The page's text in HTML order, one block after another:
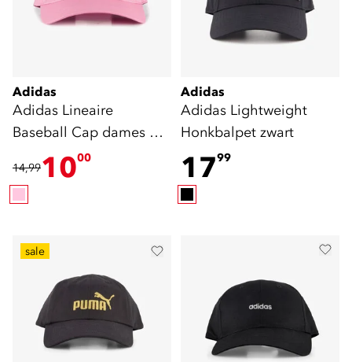
Adidas
Adidas Lineaire
Baseball Cap dames pet
14,991000
Adidas
Adidas Lightweight
Honkbalpet zwart
1799
sale